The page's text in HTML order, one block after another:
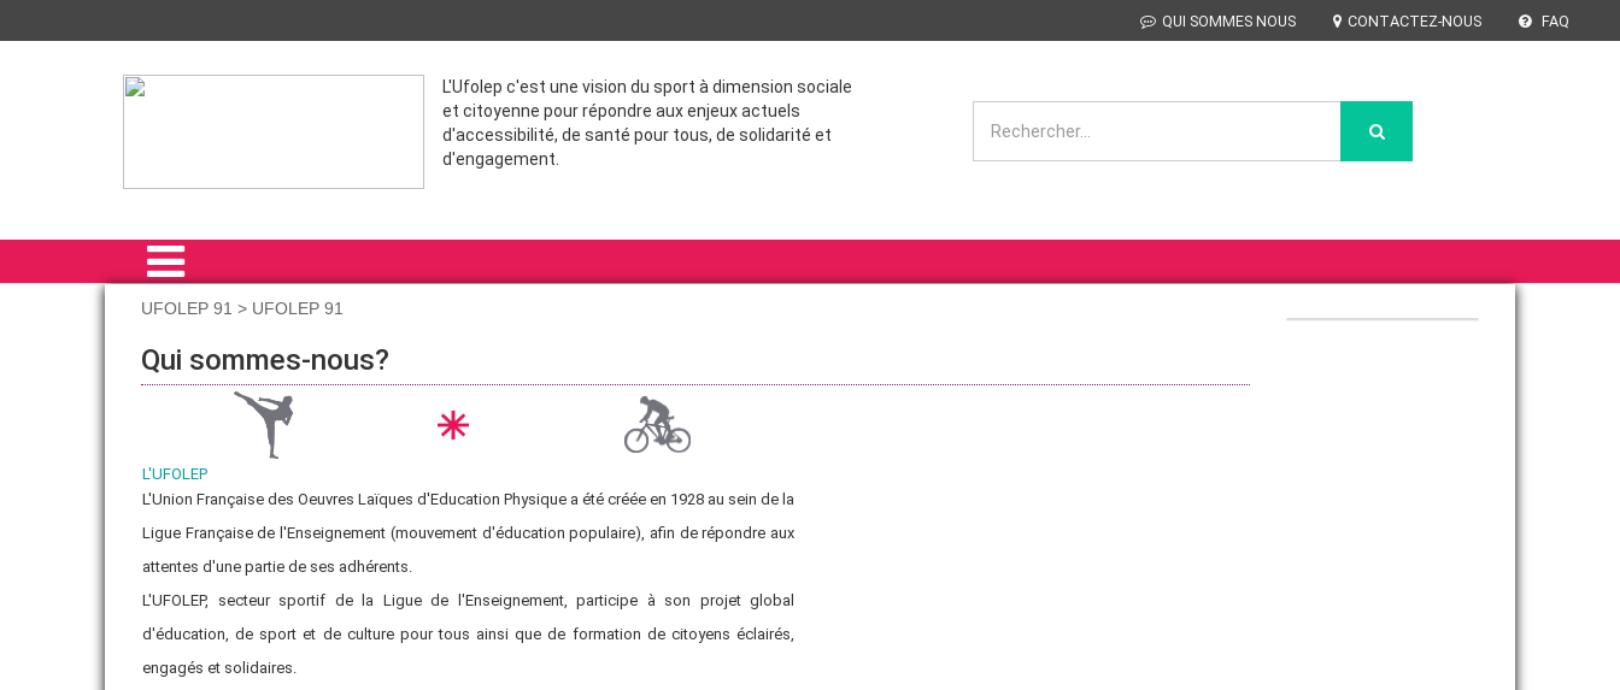
QUI SOMMES NOUS CONTACTEZ-NOUS FAQ
L'Ufolep c'est une vision du sport à dimension sociale
et citoyenne pour répondre aux enjeux actuels
d'accessibilité, de santé pour tous, de solidarité et
d'engagement.
L'UFOLEP 91
VIE SPORTIVE
ADHÉRER
UFOLEP 91 > UFOLEP 91
Qui sommes-nous?
L'UFOLEP
L'Union Française des Oeuvres Laïques d'Education Physique a été créée en 1928 au sein de la
Ligue Française de l'Enseignement (mouvement d'éducation populaire), afin de répondre aux
attentes d'une partie de ses adhérents.
L'UFOLEP, secteur sportif de la Ligue de l'Enseignement, participe à son projet global
d'éducation, de sport et de culture pour tous ainsi que de formation de citoyens éclairés,
engagés et solidaires.